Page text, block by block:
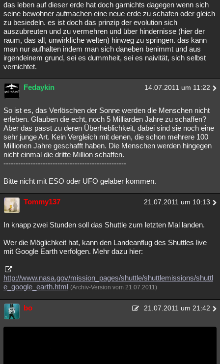
das leben auf dieser erde hat doch garnichts dagegen wenn sich
seine bewohner aufmachen eine neue erde zu schafen oder gleich
zu besiedeln. es ist doch das prinzip der evolution sich
auszubreuten und zu vermehren und über hindernisse (hier der
raum, das all, unwirkliche welten) hinweg zu springen. das kann
man nur aufhalten indem man sich daneben benimmt und aus
irgendeinem grund, sei es dummheit, sei es naivität, sich selbst
vernichtet.
Fedaykin 14.07.2011 um 11:22
So ist es, das Verlöschen der Sonne werden die Menschen nicht
erleben. Glauben die echt, noch 5 Milliarden Jahre zu schaffen?
Aber das passt zu deren Überheblichkeit, dabei sind sie noch eine
sehr junge Art. Kein Vergleich mit denen, die schon mehrere 100
Millionen Jahre geschafft haben. Die Menschen werden hingegen
nicht einmal die dritte Million schaffen.
--------------------------------------------------
Bitte nicht mit ESO oder UFO gelaber kommen.
Tommy137 21.07.2011 um 10:13
In knapp zwei Stunden soll das Shuttle zum letzten Mal landen.
Wer die Möglichkeit hat, kann den Landeanflug des Shuttles live
mit Google Earth verfolgen. Mehr dazu hier:
http://www.nasa.gov/mission_pages/shuttle/shuttlemissions/shuttl
e_google_earth.html (Archiv-Version vom 21.07.2011)
bo 21.07.2011 um 21:42